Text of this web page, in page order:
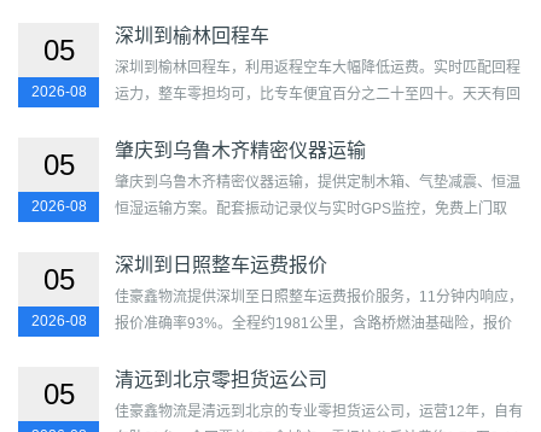
报...
05
2026-08
深圳到榆林回程车
深圳到榆林回程车，利用返程空车大幅降低运费。实时匹配回程
运力，整车零担均可，比专车便宜百分之二十至四十。天天有回
05
2026-08
肇庆到乌鲁木齐精密仪器运输
肇庆到乌鲁木齐精密仪器运输，提供定制木箱、气垫减震、恒温
恒湿运输方案。配套振动记录仪与实时GPS监控，免费上门取
05
2026-08
深圳到日照整车运费报价
佳豪鑫物流提供深圳至日照整车运费报价服务，11分钟内响应，
报价准确率93%。全程约1981公里，含路桥燃油基础险，报价
区...
05 清远到北京零担货运公司
佳豪鑫物流是清远到北京的专业零担货运公司，运营12年，自有